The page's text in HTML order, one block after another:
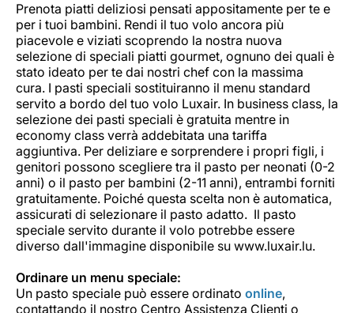
Prenota piatti deliziosi pensati appositamente per te e
per i tuoi bambini. Rendi il tuo volo ancora più
piacevole e viziati scoprendo la nostra nuova
selezione di speciali piatti gourmet, ognuno dei quali è
stato ideato per te dai nostri chef con la massima
cura. I pasti speciali sostituiranno il menu standard
servito a bordo del tuo volo Luxair. In business class, la
selezione dei pasti speciali è gratuita mentre in
economy class verrà addebitata una tariffa
aggiuntiva. Per deliziare e sorprendere i propri figli, i
genitori possono scegliere tra il pasto per neonati (0-2
anni) o il pasto per bambini (2-11 anni), entrambi forniti
gratuitamente. Poiché questa scelta non è automatica,
assicurati di selezionare il pasto adatto. Il pasto
speciale servito durante il volo potrebbe essere
diverso dall'immagine disponibile su www.luxair.lu.
Ordinare un menu speciale:
Un pasto speciale può essere ordinato online,
contattando il nostro Centro Assistenza Clienti o